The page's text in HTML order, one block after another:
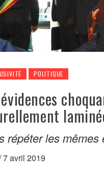
POLITIQUE
répéter les
7 avril 2019